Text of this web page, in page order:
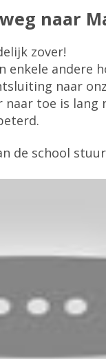
naar
zover!
enkele andere
naar
naar toe is
de school